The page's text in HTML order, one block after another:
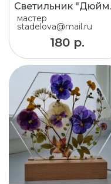
мастер
stadelova@mail.ru
180 р.